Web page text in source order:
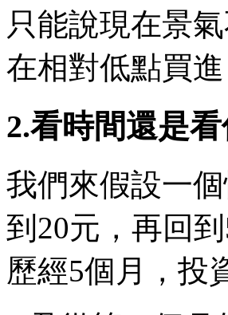
只能說現在景
在相對低點買
2.看時間還是看
我們來假設一
到20元，再回
歷經5個月，投